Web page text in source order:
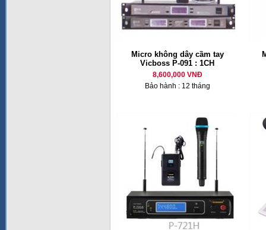
Micro không dây cầm tay
Vicboss P-091 : 1CH
8,600,000 VNĐ
Bảo hành : 12 tháng